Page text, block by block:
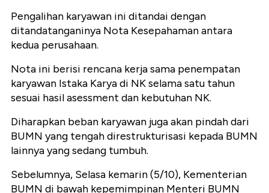
Pengalihan karyawan ini ditandai dengan
ditandatanganinya Nota Kesepahaman antara
kedua perusahaan.
Nota ini berisi rencana kerja sama penempatan
karyawan Istaka Karya di NK selama satu tahun
sesuai hasil asessment dan kebutuhan NK.
Diharapkan beban karyawan juga akan pindah dari
BUMN yang tengah direstrukturisasi kepada BUMN
lainnya yang sedang tumbuh.
Sebelumnya, Selasa kemarin (5/10), Kementerian
BUMN di bawah kepemimpinan Menteri BUMN